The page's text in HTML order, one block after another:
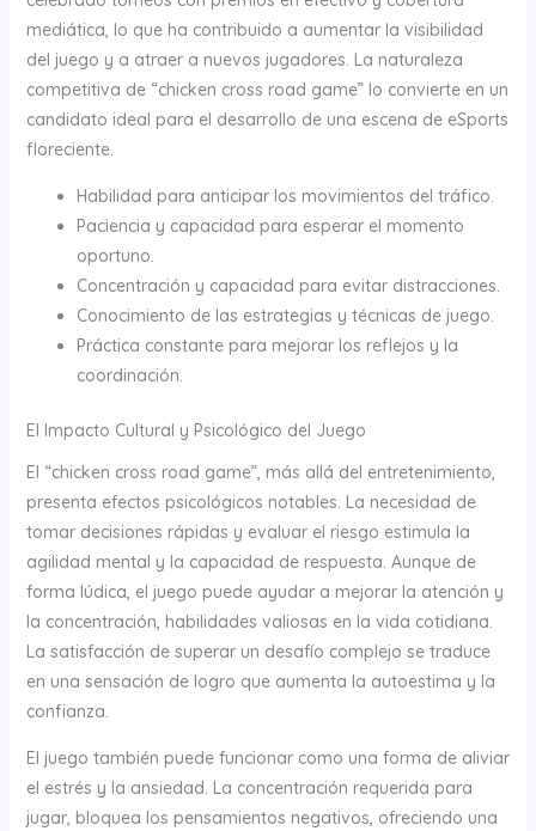
mediática, lo que ha contribuido a aumentar la visibilidad
del juego y a atraer a nuevos jugadores. La naturaleza
competitiva de “chicken cross road game” lo convierte en un
candidato ideal para el desarrollo de una escena de eSports
floreciente.
Habilidad para anticipar los movimientos del tráfico.
Paciencia y capacidad para esperar el momento
oportuno.
Concentración y capacidad para evitar distracciones.
Conocimiento de las estrategias y técnicas de juego.
Práctica constante para mejorar los reflejos y la
coordinación.
El Impacto Cultural y Psicológico del Juego
El “chicken cross road game”, más allá del entretenimiento,
presenta efectos psicológicos notables. La necesidad de
tomar decisiones rápidas y evaluar el riesgo estimula la
agilidad mental y la capacidad de respuesta. Aunque de
forma lúdica, el juego puede ayudar a mejorar la atención y
la concentración, habilidades valiosas en la vida cotidiana.
La satisfacción de superar un desafío complejo se traduce
en una sensación de logro que aumenta la autoestima y la
confianza.
El juego también puede funcionar como una forma de aliviar
el estrés y la ansiedad. La concentración requerida para
jugar, bloquea los pensamientos negativos, ofreciendo una